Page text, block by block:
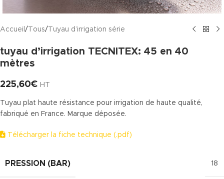
Accueil / Tous/ Tuyau d’irrigation série
tuyau d’irrigation TECNITEX: 45 en 40
mètres
225,60€ HT
Tuyau plat haute résistance pour irrigation de haute qualité,
fabriqué en France. Marque déposée.
Télécharger la fiche technique (.pdf)
PRESSION (BAR) 18